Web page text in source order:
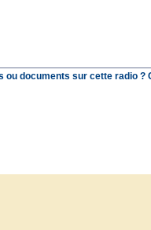
ou documents sur cette radio ?